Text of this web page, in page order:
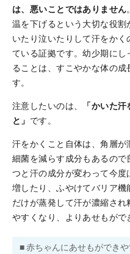
は、悪いことではありません
温を下げるという大切な役
いたり泣いたりして汗をか
ている証拠です。幼少期に
ることは、すこやかな体の
す。
注意したいのは、
「かいた
と」 です。
汗をかくこと自体は、角層
細菌を減らす成分もあるの
つと汗の成分が変わって今
増したり、ふやけてバリア
だけが蒸発して汗が濃縮さ
やすくなり、よりあせもがで
■ 赤ちゃんにあせもができ